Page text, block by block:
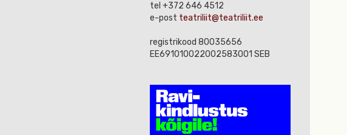
tel +372 646 4512
e-post teatriliit@teatriliit.ee
registrikood 80035656
EE691010022002583001 SEB